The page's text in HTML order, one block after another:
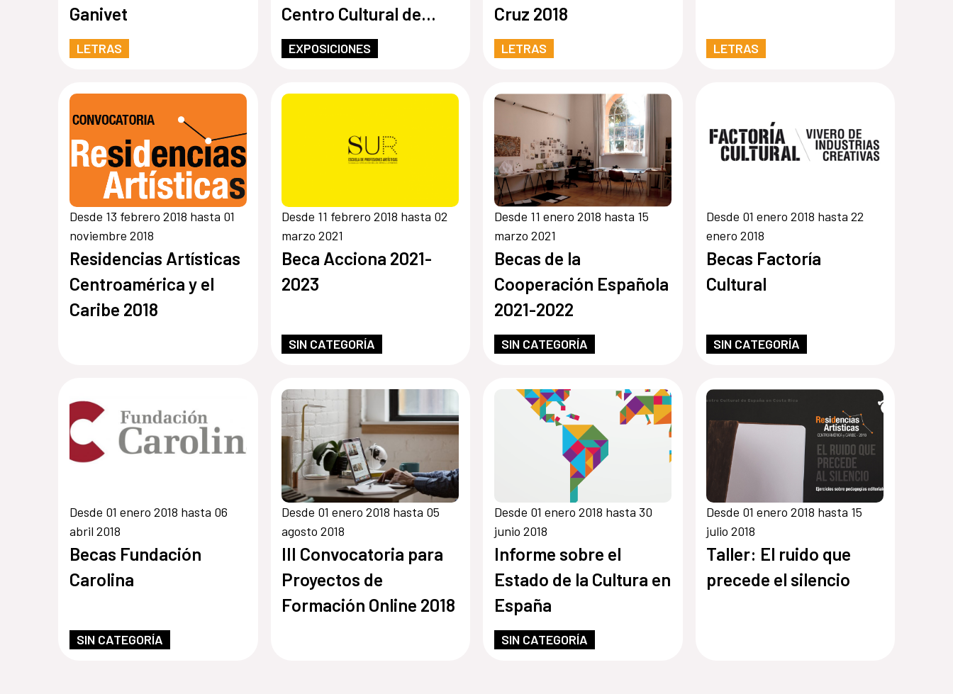
Ganivet
LETRAS
Centro Cultural de
España en Lima
EXPOSICIONES
Cruz 2018
LETRAS LETRAS
Desde 13 febrero 2018 hasta 01
noviembre 2018
Residencias Artísticas
Centroamérica y el
Caribe 2018
Desde 11 febrero 2018 hasta 02
marzo 2021
Beca Acciona 2021-
2023
SIN CATEGORÍA
Desde 11 enero 2018 hasta 15
marzo 2021
Becas de la
Cooperación Española
2021-2022
SIN CATEGORÍA
Desde 01 enero 2018 hasta 22
enero 2018
Becas Factoría
Cultural
SIN CATEGORÍA
Desde 01 enero 2018 hasta 06
abril 2018
Becas Fundación
Carolina
SIN CATEGORÍA
Desde 01 enero 2018 hasta 05
agosto 2018
III Convocatoria para
Proyectos de
Formación Online 2018
Desde 01 enero 2018 hasta 30
junio 2018
Informe sobre el
Estado de la Cultura en
España
SIN CATEGORÍA
Desde 01 enero 2018 hasta 15
julio 2018
Taller: El ruido que
precede el silencio